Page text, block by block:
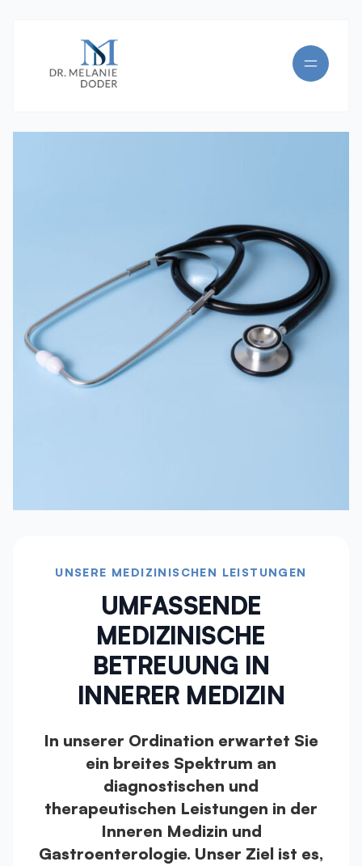
UNSERE MEDIZINISCHEN LEISTUNGEN
UMFASSENDE
MEDIZINISCHE
BETREUUNG IN
INNERER MEDIZIN
In unserer Ordination erwartet Sie
ein breites Spektrum an
diagnostischen und
therapeutischen Leistungen in der
Inneren Medizin und
Gastroenterologie. Unser Ziel ist es,